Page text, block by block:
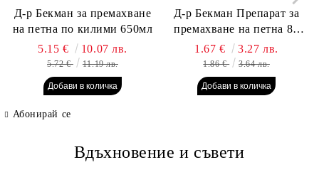
Д-р Бекман за премахване
на петна по килими 650мл
5.15 €
10.07 лв.
5.72 € 11.19 лв.
Д-р Бекман Препарат за
премахване на петна 80
гр. Пауч
1.67 € 3.27 лв.
1.86 € 3.64 лв.
Абонирай се
Вдъхновение и съвети